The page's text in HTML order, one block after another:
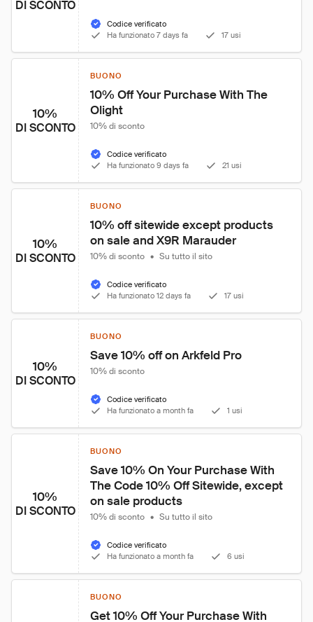
DI SCONTO
Codice verificato
Ha funzionato 7 days fa
17 usi
10%
DI SCONTO
BUONO
10% Off Your Purchase With The
Olight
10% di sconto
Codice verificato
Ha funzionato 9 days fa
21 usi
10%
DI SCONTO
BUONO
10% off sitewide except products
on sale and X9R Marauder
10% di sconto • Su tutto il sito
Codice verificato
Ha funzionato 12 days fa
17 usi
10%
DI SCONTO
BUONO
Save 10% off on Arkfeld Pro
10% di sconto
Codice verificato
Ha funzionato a month fa
1 usi
10%
DI SCONTO
BUONO
Save 10% On Your Purchase With
The Code 10% Off Sitewide, except
on sale products
10% di sconto • Su tutto il sito
Codice verificato
Ha funzionato a month fa
6 usi
BUONO
Get 10% Off Your Purchase With